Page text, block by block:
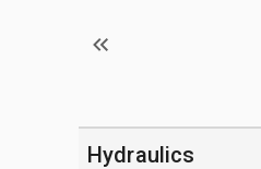
Hydraulics